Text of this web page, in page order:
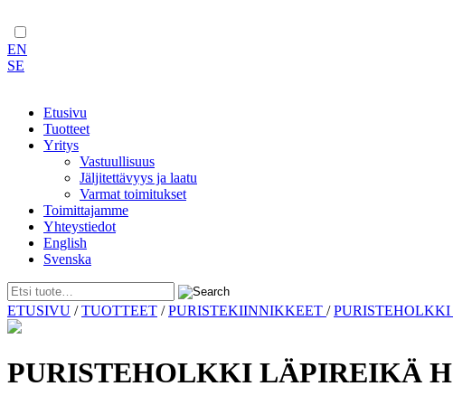
EN
SE
Etusivu
Tuotteet
Yritys
Vastuullisuus
Jäljitettävyys ja laatu
Varmat toimitukset
Toimittajamme
Yhteystiedot
English
Svenska
Skip
to
ETUSIVU /TUOTTEET /PURISTEKIINNIKKEET /PURISTEHOLKKI
PURISTEHOLKKI LÄPIREIKÄ